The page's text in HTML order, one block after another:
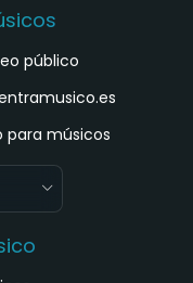
público
para músicos